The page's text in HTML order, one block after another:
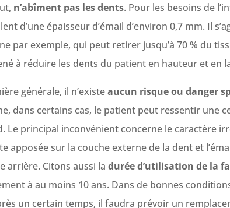
n’abîment pas les dents. Pour les besoins de
d’une épaisseur d’émail d’environ 0,7 mm. Il
par exemple, qui peut retirer jusqu’à 70 % du
à réduire les dents du patient en hauteur et en
générale, il n’existeaucun risque ou danger
dans certains cas, le patient peut ressentir une
Le principal inconvénient concerne le caractère
apposée sur la couche externe de la dent et
arrière. Citons aussi la durée d’utilisation de la
à au moins 10 ans. Dans de bonnes
un certain temps, il faudra prévoir un